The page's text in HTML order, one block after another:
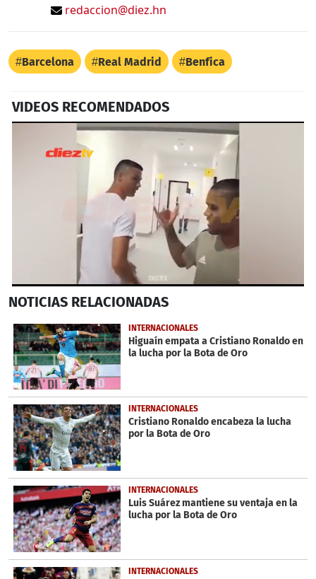
redaccion@diez.hn
Barcelona Real Madrid Benfica
VIDEOS RECOMENDADOS
seconds
54
seconds
NOTICIAS RELACIONADAS
INTERNACIONALES
Higuaín empata a Cristiano Ronaldo en
la lucha por la Bota de Oro
INTERNACIONALES
Cristiano Ronaldo encabeza la lucha
por la Bota de Oro
INTERNACIONALES
Luis Suárez mantiene su ventaja en la
lucha por la Bota de Oro
INTERNACIONALES